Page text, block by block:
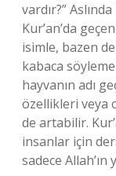
vardır?”
Kur’an’da
isimle, bazen
kabaca
hayvanın adı
özellikleri veya
de artabilir.
insanlar için
sadece Allah’ın